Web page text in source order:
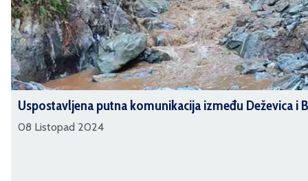
Uspostavljena putna komunikacija između Deževica i
08 Listopad 2024